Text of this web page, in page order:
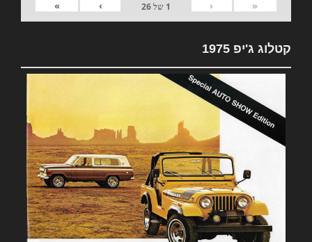
«
‹
1 של26
›
»
קטלוג ג'יפ 1975